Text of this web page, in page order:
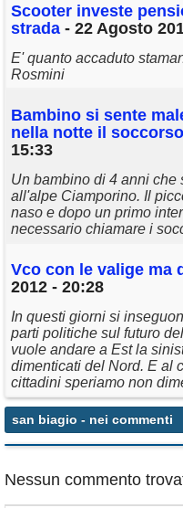
Scooter investe
strada - 22 Agosto
E' quanto accaduto
Rosmini
Bambino si sente
nella notte il
15:33
Un bambino di 4 anni
all'alpe Ciamporino. Il
naso e dopo un primo
necessario chiamare i
Vco con le valige ma
2012 - 20:28
In questi giorni si
parti politiche sul futuro
vuole andare a Est la
dimenticati del Nord. E al
cittadini speriamo non
san biagio - nei commenti
Nessun commento